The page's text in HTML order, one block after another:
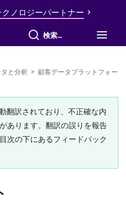
クノロジーパートナー
すべて検索
と分析 > 顧客データプラットフォー
翻訳されており、不正確な内
あります。翻訳の誤りを報告
次の下にあるフィードバック